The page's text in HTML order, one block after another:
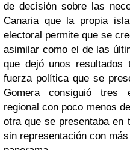
de decisión sobre las
Canaria que la propia
electoral permite que se
asimilar como el de las
que dejó unos resultados
fuerza política que se
Gomera consiguió tres
regional con poco menos
otra que se presentaba en
sin representación con